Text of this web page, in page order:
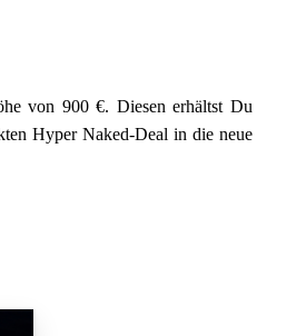
von 900 €. Diesen erhältst Du
Hyper Naked-Deal in die neue